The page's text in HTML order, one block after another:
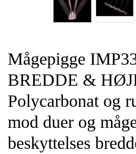
Mågepigge
BREDDE &
Polycarbonat og
mod duer og
beskyttelses